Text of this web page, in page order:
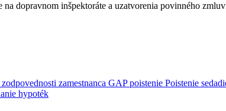
dopravnom inšpektoráte a uzatvorenia povinného
zamestnanca GAP poistenie Poistenie
hypoték